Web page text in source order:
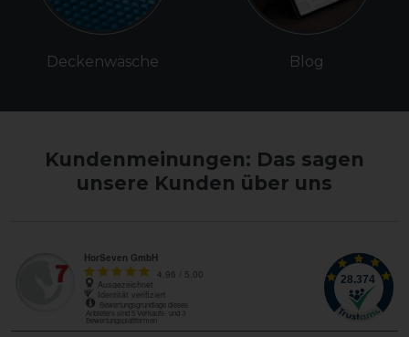
Deckenwäsche Blog
Kundenmeinungen: Das sagen
unsere Kunden über uns